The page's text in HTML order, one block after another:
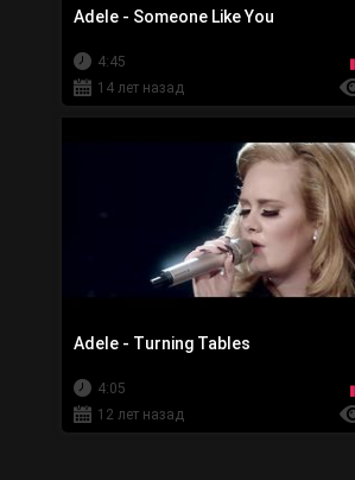
Adele - Someone Like You
4:45
14 лет назад
Adele - Turning Tables
4:05
12 лет назад